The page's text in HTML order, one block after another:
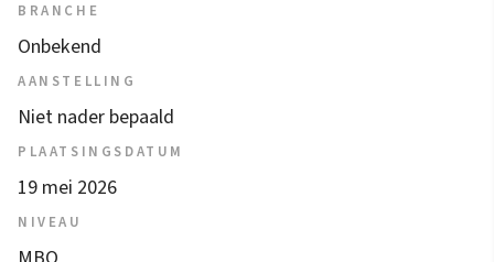
BRANCHE
Onbekend
AANSTELLING
Niet nader bepaald
PLAATSINGSDATUM
19 mei 2026
NIVEAU